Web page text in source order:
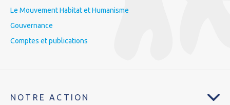
Le Mouvement Habitat et Humanisme
Gouvernance
Comptes et publications
NOTRE ACTION